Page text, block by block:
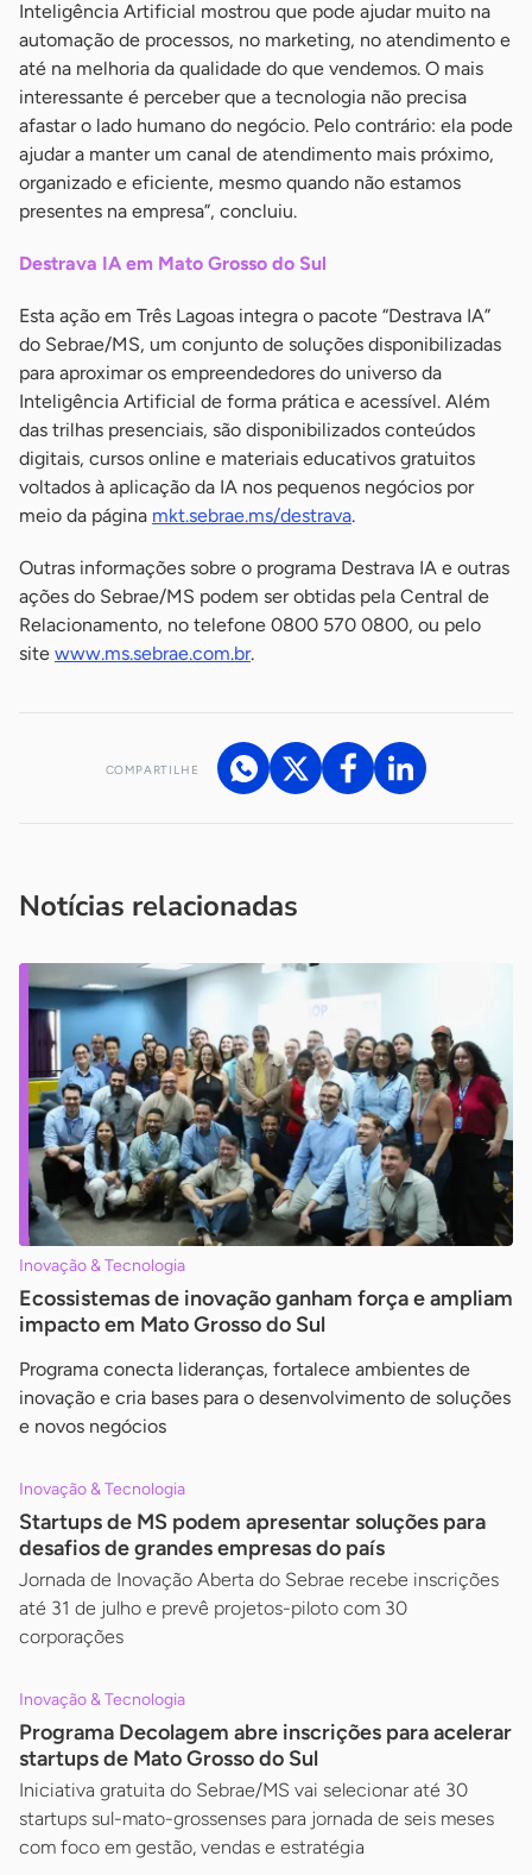
Inteligência Artificial mostrou que pode ajudar muito na
automação de processos, no marketing, no atendimento e
até na melhoria da qualidade do que vendemos. O mais
interessante é perceber que a tecnologia não precisa
afastar o lado humano do negócio. Pelo contrário: ela pode
ajudar a manter um canal de atendimento mais próximo,
organizado e eficiente, mesmo quando não estamos
presentes na empresa”, concluiu.
Destrava IA em Mato Grosso do Sul
Esta ação em Três Lagoas integra o pacote “Destrava IA”
do Sebrae/MS, um conjunto de soluções disponibilizadas
para aproximar os empreendedores do universo da
Inteligência Artificial de forma prática e acessível. Além
das trilhas presenciais, são disponibilizados conteúdos
digitais, cursos online e materiais educativos gratuitos
voltados à aplicação da IA nos pequenos negócios por
meio da página mkt.sebrae.ms/destrava.
Outras informações sobre o programa Destrava IA e outras
ações do Sebrae/MS podem ser obtidas pela Central de
Relacionamento, no telefone 0800 570 0800, ou pelo
site www.ms.sebrae.com.br.
COMPARTILHE
Notícias relacionadas
Inovação & Tecnologia
Ecossistemas de inovação ganham força e ampliam
impacto em Mato Grosso do Sul
Programa conecta lideranças, fortalece ambientes de
inovação e cria bases para o desenvolvimento de soluções
e novos negócios
Inovação & Tecnologia
Startups de MS podem apresentar soluções para
desafios de grandes empresas do país
Jornada de Inovação Aberta do Sebrae recebe inscrições
até 31 de julho e prevê projetos-piloto com 30
corporações
Inovação & Tecnologia
Programa Decolagem abre inscrições para acelerar
startups de Mato Grosso do Sul
Iniciativa gratuita do Sebrae/MS vai selecionar até 30
startups sul-mato-grossenses para jornada de seis meses
com foco em gestão, vendas e estratégia